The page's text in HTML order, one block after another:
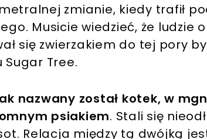
zmianie, kiedy trafił
Musicie wiedzieć, że ludzie
się zwierzakiem do tej pory
Sugar Tree.
nazwany został kotek, w
psiakiem. Stali się
Relacja między tą dwójką